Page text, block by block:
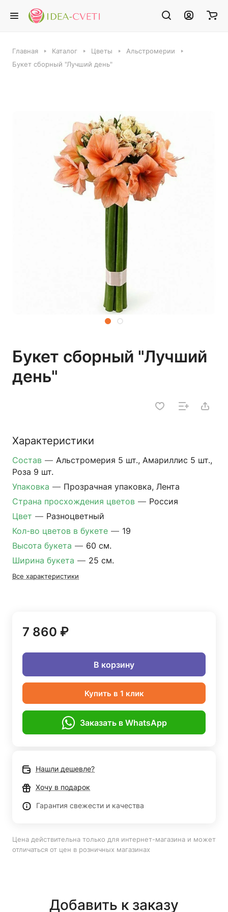
Главная Каталог Цветы
Альстромерии
Букет сборный "Лучший день"
Букет сборный "Лучший
день"
Характеристики
Состав — Альстромерия 5 шт., Амариллис 5 шт.,
Роза 9 шт.
Упаковка — Прозрачная упаковка, Лента
Страна просхождения цветов — Россия
Цвет — Разноцветный
Кол-во цветов в букете — 19
Высота букета — 60 см.
Ширина букета — 25 см.
Все характеристики
7 860 ₽
В корзину
Купить в 1 клик
Заказать в WhatsApp
Нашли дешевле?
Хочу в подарок
Гарантия свежести и качества
Цена действительна только для интернет-магазина и может
отличаться от цен в розничных магазинах
Добавить к заказу